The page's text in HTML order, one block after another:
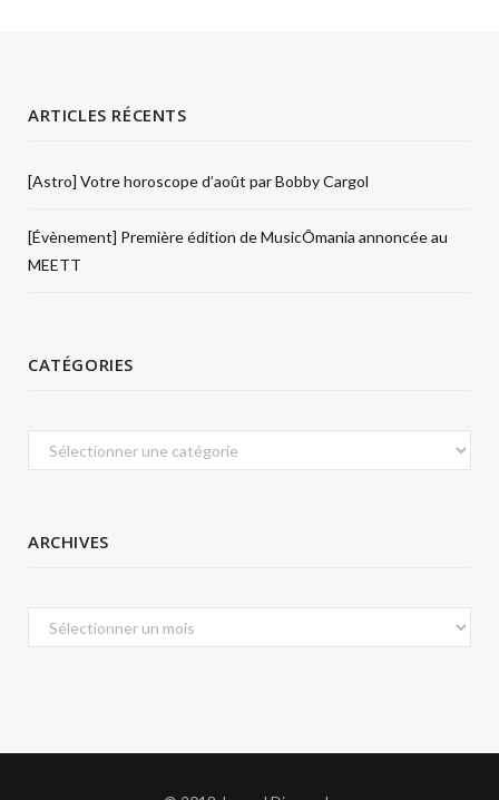
ARTICLES RÉCENTS
[Astro] Votre horoscope d’août par Bobby Cargol
[Évènement] Première édition de MusicÔmania annoncée au
MEETT
CATÉGORIES
Catégories
ARCHIVES
Archives